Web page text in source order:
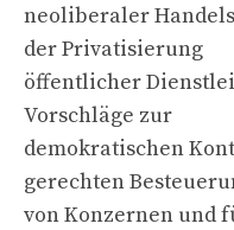
neoliberaler
der Privatisierung
öffentlicher
Vorschläge zur
demokratischen
gerechten
von Konzernen und